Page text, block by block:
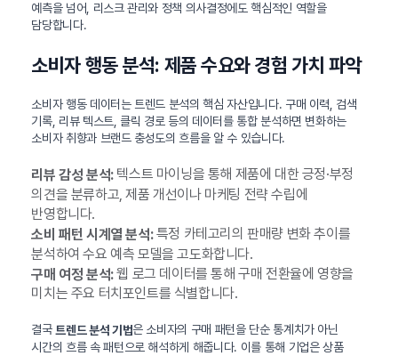
예측을 넘어, 리스크 관리와 정책 의사결정에도 핵심적인 역할을
담당합니다.
소비자 행동 분석: 제품 수요와 경험 가치 파악
소비자 행동 데이터는 트렌드 분석의 핵심 자산입니다. 구매 이력, 검색
기록, 리뷰 텍스트, 클릭 경로 등의 데이터를 통합 분석하면 변화하는
소비자 취향과 브랜드 충성도의 흐름을 알 수 있습니다.
리뷰 감성 분석:텍스트 마이닝을 통해 제품에 대한 긍정·부정
의견을 분류하고, 제품 개선이나 마케팅 전략 수립에
반영합니다.
소비 패턴 시계열 분석:특정 카테고리의 판매량 변화 추이를
분석하여 수요 예측 모델을 고도화합니다.
구매 여정 분석:웹 로그 데이터를 통해 구매 전환율에 영향을
미치는 주요 터치포인트를 식별합니다.
결국트렌드 분석 기법은 소비자의 구매 패턴을 단순 통계치가 아닌
시간의 흐름 속 패턴으로 해석하게 해줍니다. 이를 통해 기업은 상품